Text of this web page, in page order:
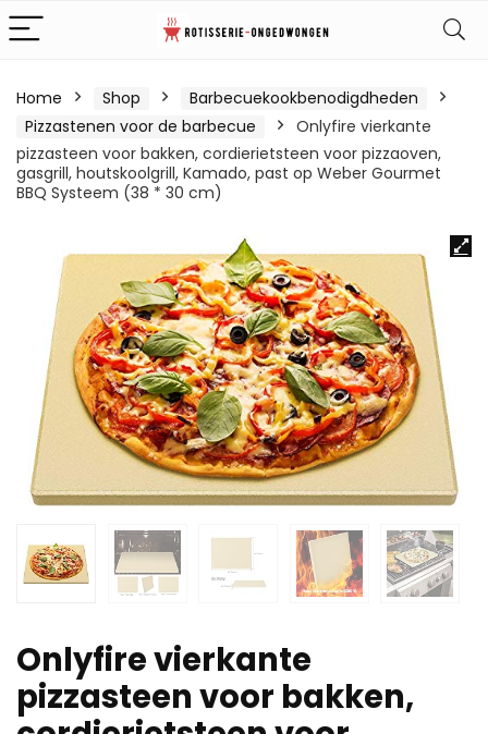
Home Shop
Barbecuekookbenodigdheden
Pizzastenen voor de barbecue
Onlyfire vierkante
pizzasteen voor bakken, cordierietsteen voor pizzaoven,
gasgrill, houtskoolgrill, Kamado, past op Weber Gourmet
BBQ Systeem (38 * 30 cm)
Onlyfire vierkante
pizzasteen voor bakken,